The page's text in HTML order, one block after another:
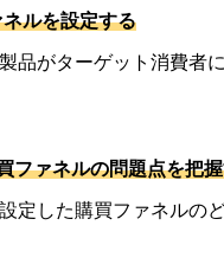
ルを設定する
品がターゲット消費者
ファネルの問題点を把
定した購買ファネルの